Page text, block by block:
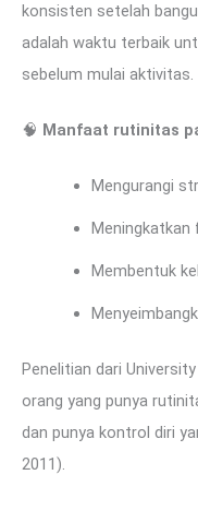
konsisten setelah
adalah waktu terbaik
sebelum mulai aktivitas.
🧠 Manfaat rutinitas
Mengurangi
Meningkatkan
Membentuk
Penelitian dari
orang yang punya
dan punya kontrol diri
2011).